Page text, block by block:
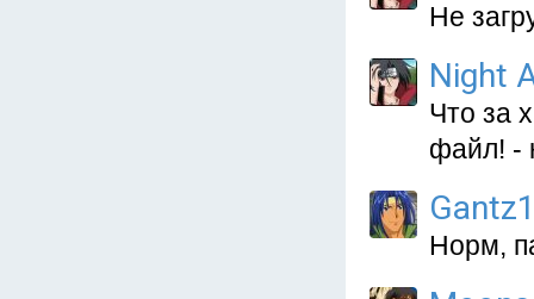
Не
Night
Что за
файл! -
Норм,